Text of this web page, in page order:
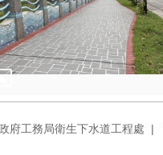
府工務局衛生下水道工程處